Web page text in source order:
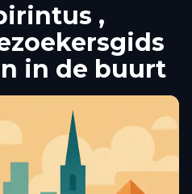
,
in de buurt